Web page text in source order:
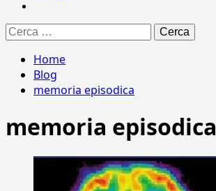
Ricerca
per:
Home
Blog
memoria episodica
memoria episodica